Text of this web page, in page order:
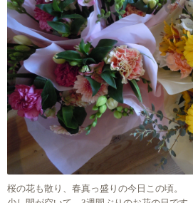
桜の花も散り、春真っ盛りの今日この頃。